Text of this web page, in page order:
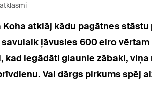
atklāj kādu pagātnes
ļāvusies 600 eiro
iegādāti glaunie zābaki,
Vai dārgs pirkums spēj